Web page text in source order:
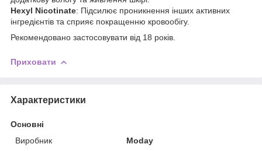
Hexyl Nicotinate: Підсилює проникнення інших активних
інгредієнтів та сприяє покращенню кровообігу.
Рекомендовано застосовувати від 18 років.
Приховати
Характеристики
Основні
Виробник
Moday